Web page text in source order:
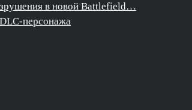
в новой Battlefield…
персонажа